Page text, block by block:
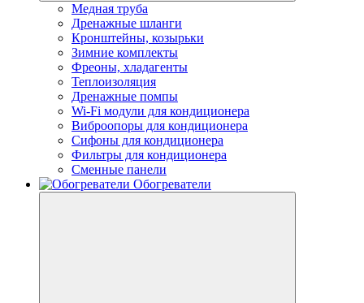
Медная труба
Дренажные шланги
Кронштейны, козырьки
Зимние комплекты
Фреоны, хладагенты
Теплоизоляция
Дренажные помпы
Wi-Fi модули для кондиционера
Виброопоры для кондиционера
Сифоны для кондиционера
Фильтры для кондиционера
Сменные панели
Обогреватели